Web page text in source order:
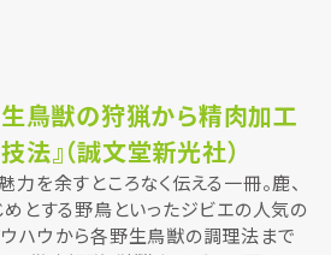
鳥獣の狩猟から精肉加工
法』（誠文堂新光社）
力を余すところなく伝える一冊。鹿、
めとする野鳥といったジビエの人気の
ハウから各野生鳥獣の調理法まで